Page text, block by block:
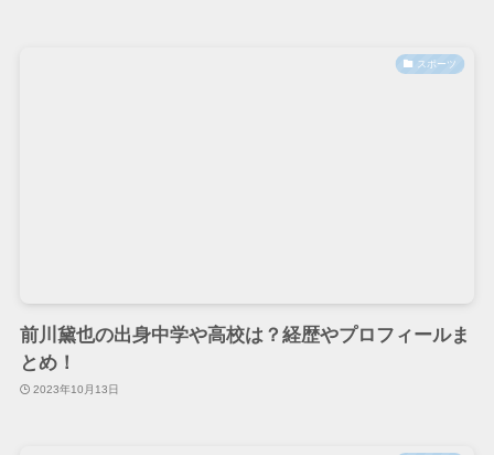
スポーツ
前川黛也の出身中学や高校は？経歴やプロフィールま
とめ！
2023年10月13日